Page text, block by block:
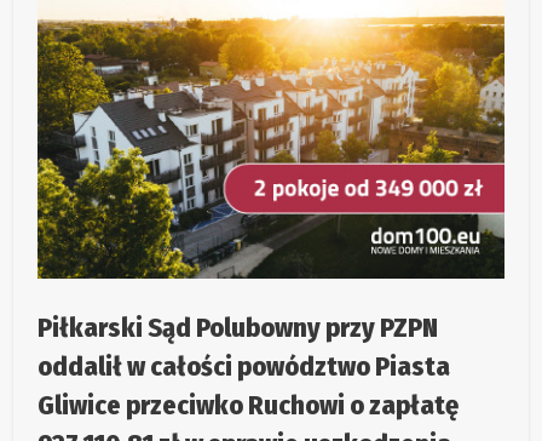
Piłkarski Sąd Polubowny przy PZPN
oddalił w całości powództwo Piasta
Gliwice przeciwko Ruchowi o zapłatę